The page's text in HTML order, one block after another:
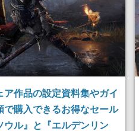
作品の設定資料集やガイ
で購入できるお得なセール
ウル』と『エルデンリン